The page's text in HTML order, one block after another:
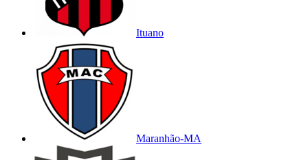
Ituano
Maranhão-MA